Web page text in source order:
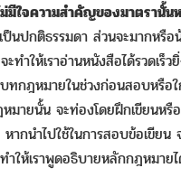
ใจความสำคัญของมาตรานั้น
นปกติธรรมดา ส่วนจะมากหรื
ทำให้เราอ่านหนังสือได้รวด
ฎหมายในช่วงก่อนสอบหรือ
ายนั้น จะท่องโดยฝึกเขียนห
กนำไปใช้ในการสอบข้อเขียน
ให้เราพูดอธิบายหลักกฎหมา